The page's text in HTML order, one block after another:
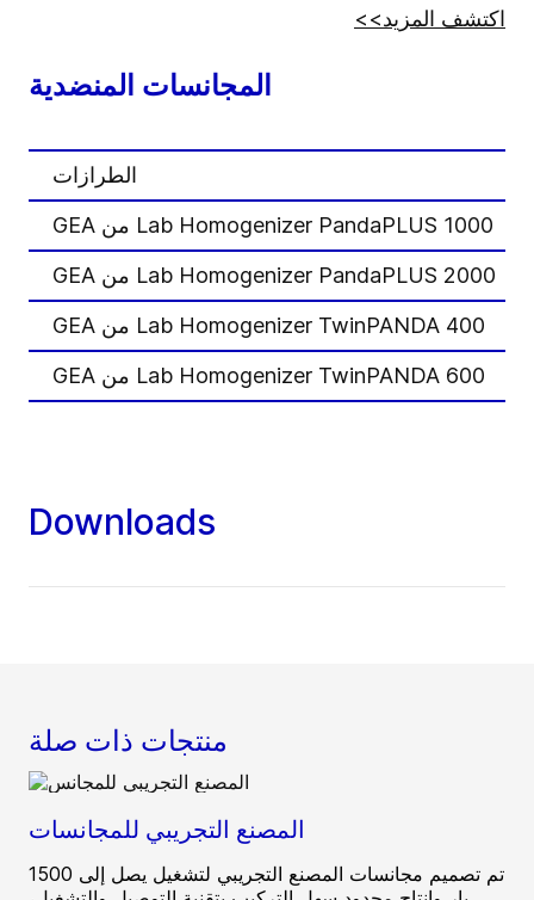
اكتشف المزيد>>
المجانسات المنضدية
الطرازات
Lab Homogenizer PandaPLUS 1000 من GEA
Lab Homogenizer PandaPLUS 2000 من GEA
Lab Homogenizer TwinPANDA 400 من GEA
Lab Homogenizer TwinPANDA 600 من GEA
Downloads
منتجات ذات صلة
المصنع التجريبي للمجانسات
تم تصميم مجانسات المصنع التجريبي لتشغيل يصل إلى 1500